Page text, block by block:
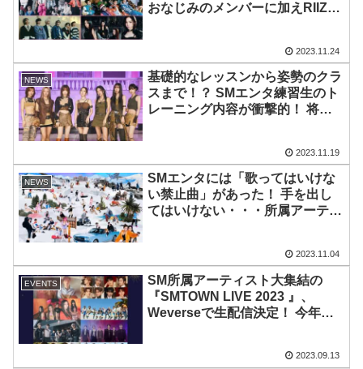
おなじみのメンバーに加えRIIZE
2023.11.24
NEWS
基礎的なレッスンから姿勢のクラ
スまで！？ SMエンタ練習生のト
レーニング内容が衝撃的！ 将来
2023.11.19
NEWS
SMエンタには「歌ってはいけな
い禁止曲」があった！ 手を出し
てはいけない・・・所属アーティ
2023.11.04
EVENTS
SM所属アーティスト大集結の
『SMTOWN LIVE 2023 』、
Weverseで生配信決定！ 今年は
タイム字幕サービスも提供！2023.09.13